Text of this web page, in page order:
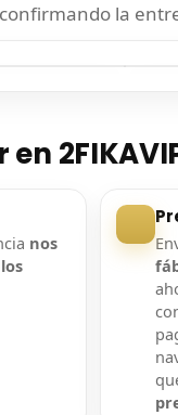
la
nos